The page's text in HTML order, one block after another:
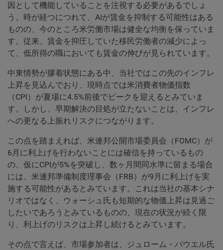
因として機能していることを注視する必要があるでしょ
う。時が経つにつれて、AIが賃金を抑制する可能性はある
ものの、今のところ米労働市場は健全な均衡を保っていま
す。従来、賃金を抑圧していた移民労働者の減少によっ
て、低所得の職においても賃金の伸びが見られています。
中東情勢が膠着状態にある中、当社ではこの先のインフレ
上昇を見込んでおり、現時点では米消費者物価指数
（CPI）が夏場に4.5%前後でピークを迎えるとみていま
す。しかし、早期解決の目処が立たないことは、インフレ
への更なる上振れリスクにつながります。
この点を踏まえれば、米連邦公開市場委員会（FOMC）が
6月に利上げを行わないことには確信を持っているもの
の、仮にCPIが5%を突破し、数ヶ月間同水準に留まる場合
には、米連邦準備制度理事会（FRB）が9月に利上げを実
施する可能性があるとみています。これは当社の基本シナ
リオではなく、ウォーシュ氏も短期的な物価上昇は見過ご
したいであろうとみているものの、現在の状況が続く限
り、利上げのリスクは上昇し続けるとみています。
その点で言えば、市場参加者は、ジュローム・パウエル氏